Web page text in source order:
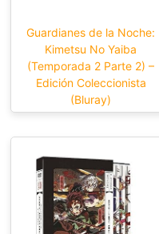
Guardianes de la Noche:
Kimetsu No Yaiba
(Temporada 2 Parte 2) –
Edición Coleccionista
(Bluray)